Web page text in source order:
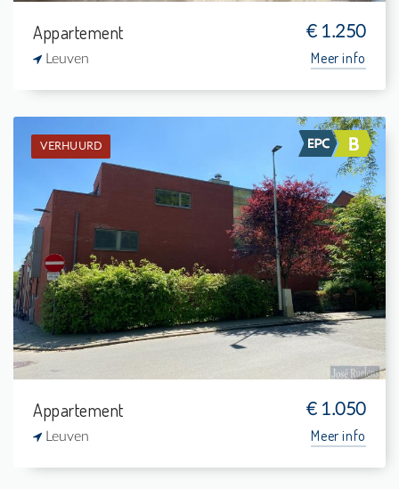
Appartement € 1.250
Leuven Meer info
VERHUURD
Verhuurd: Gelijkvloers app.
2
-
1
95 m²
Appartement € 1.050
Leuven Meer info